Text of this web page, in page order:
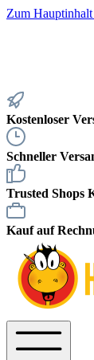
Zum Hauptinhalt
Kostenloser
Schneller
Trusted Shops
Kauf auf